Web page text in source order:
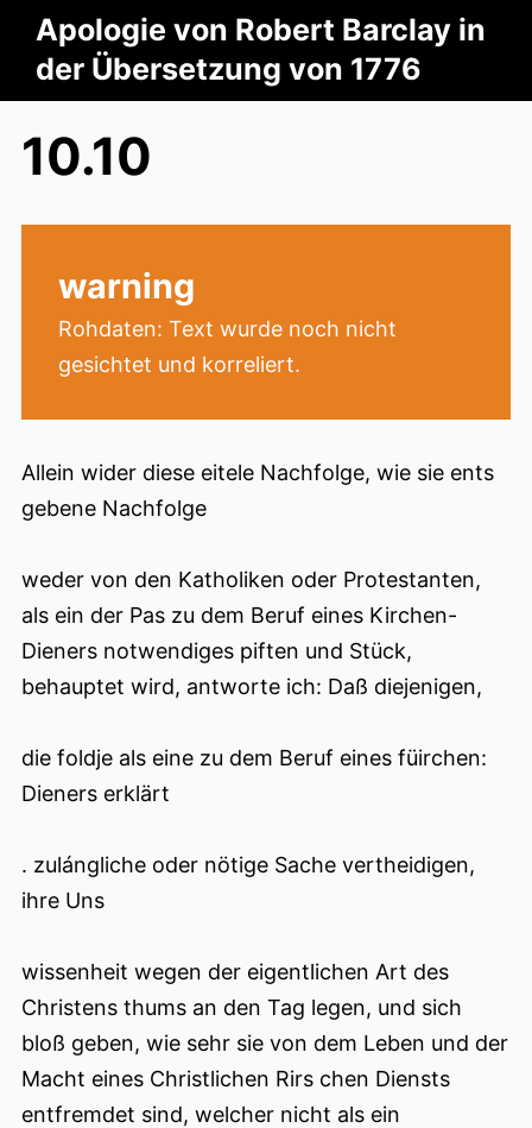
Apologie von Robert Barclay in
der Übersetzung von 1776
10.10
warning
Rohdaten: Text wurde noch nicht
gesichtet und korreliert.
Allein wider diese eitele Nachfolge, wie sie ents
gebene Nachfolge
weder von den Katholiken oder Protestanten,
als ein der Pas zu dem Beruf eines Kirchen-
Dieners notwendiges piften und Stück,
behauptet wird, antworte ich: Daß diejenigen,
die foldje als eine zu dem Beruf eines füirchen:
Dieners erklärt
. zulángliche oder nötige Sache vertheidigen,
ihre Uns
wissenheit wegen der eigentlichen Art des
Christens thums an den Tag legen, und sich
bloß geben, wie sehr sie von dem Leben und der
Macht eines Christlichen Rirs chen Diensts
entfremdet sind, welcher nicht als ein